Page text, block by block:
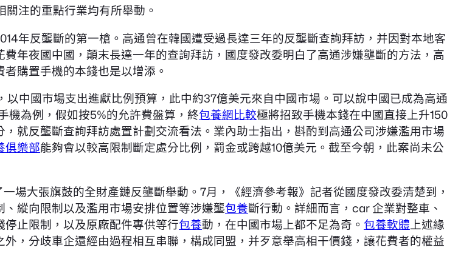
注的重點行業均有所舉動。
年反壟斷的第一槍。高通曾在韓國遭受過長達三年的反壟斷查詢拜訪，并因對本地客
年夜國中國，顛末長達一年的查詢拜訪，國度發改委明白了高通涉嫌壟斷的方法，高
購置手機的本錢也是以增添。
以中國市場支出進獻比例預算，此中約37億美元來自中國市場。可以說中國已成為高通
機為例，假如按5%的允許費盤算，終包養網比較極將招致手機本錢在中國直接上升150
就反壟斷查詢拜訪處置計劃交流看法。業內助士指出，斟酌到高通公司涉嫌濫用市場
俱樂部能夠會以較高限制斷定處分比例，罰金或跨越10億美元。截至今朝，此案尚未公
場大張旗鼓的全財產鏈反壟斷舉動。7月，《經濟參考報》記者從國度發改委清楚到，
縱向限制以及濫用市場安排位置等涉嫌壟包養斷行動。詳細而言，car 企業對整車、
止限制，以及原廠配件專供等行包養動，在中國市場上都不足為奇。 包養軟體上述緣
，分歧車企還經由過程相互串聯，構成同盟，并歹意舉高相干價錢，讓花費者的權益